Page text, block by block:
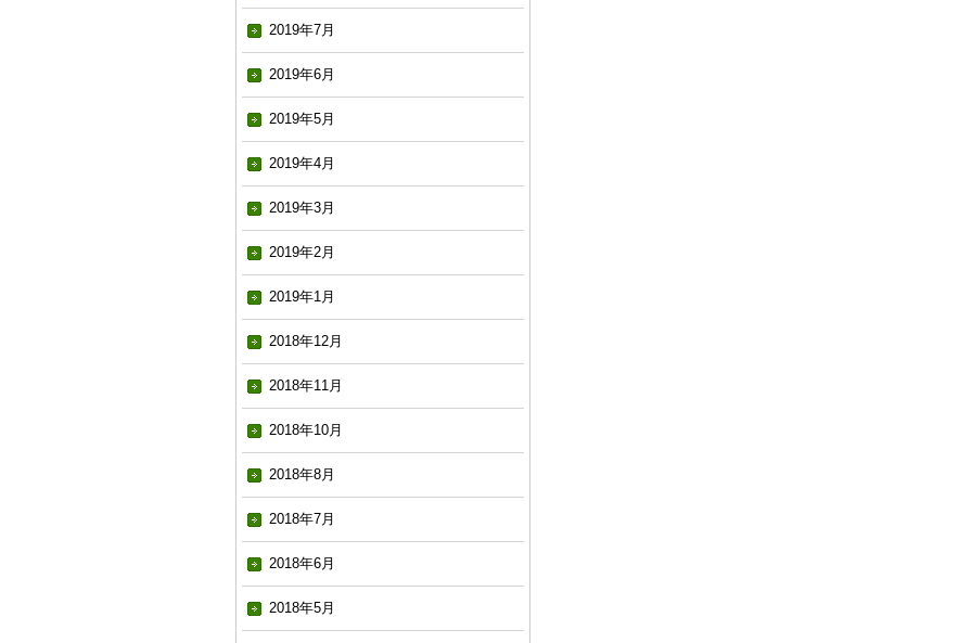
2019年7月
2019年6月
2019年5月
2019年4月
2019年3月
2019年2月
2019年1月
2018年12月
2018年11月
2018年10月
2018年8月
2018年7月
2018年6月
2018年5月